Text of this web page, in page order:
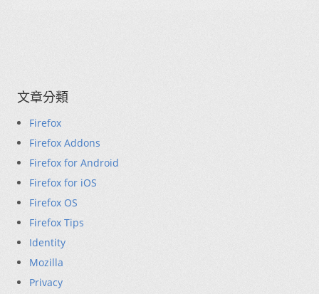
文章分類
Firefox
Firefox Addons
Firefox for Android
Firefox for iOS
Firefox OS
Firefox Tips
Identity
Mozilla
Privacy